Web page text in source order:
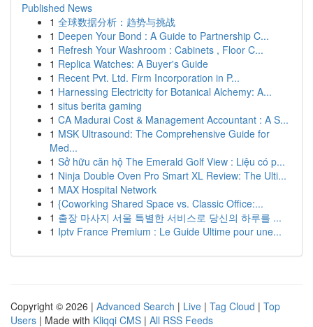
Published News
1 全球数据分析：趋势与挑战
1 Deepen Your Bond : A Guide to Partnership C...
1 Refresh Your Washroom : Cabinets , Floor C...
1 Replica Watches: A Buyer's Guide
1 Recent Pvt. Ltd. Firm Incorporation in P...
1 Harnessing Electricity for Botanical Alchemy: A...
1 situs berita gaming
1 CA Madurai Cost & Management Accountant : A S...
1 MSK Ultrasound: The Comprehensive Guide for
Med...
1 Sở hữu căn hộ The Emerald Golf View : Liệu có p...
1 Ninja Double Oven Pro Smart XL Review: The Ulti...
1 MAX Hospital Network
1 {Coworking Shared Space vs. Classic Office:...
1 출장 마사지 서울 특별한 서비스로 당신의 하루를 ...
1 Iptv France Premium : Le Guide Ultime pour une...
Copyright © 2026 | Advanced Search | Live | Tag Cloud | Top
Users | Made with Kliqqi CMS | All RSS Feeds